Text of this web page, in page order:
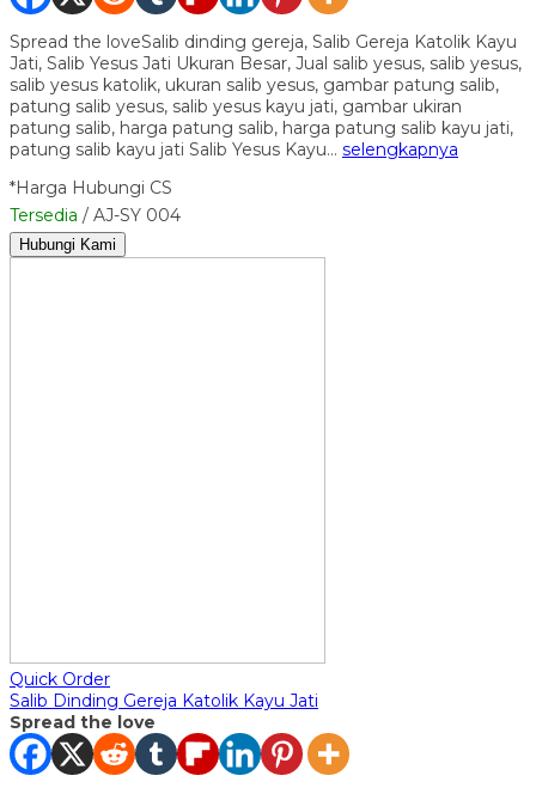
Spread the loveSalib dinding gereja, Salib Gereja Katolik Kayu
Jati, Salib Yesus Jati Ukuran Besar, Jual salib yesus, salib yesus,
salib yesus katolik, ukuran salib yesus, gambar patung salib,
patung salib yesus, salib yesus kayu jati, gambar ukiran
patung salib, harga patung salib, harga patung salib kayu jati,
patung salib kayu jati Salib Yesus Kayu… selengkapnya
*Harga Hubungi CS
Tersedia / AJ-SY 004
Hubungi Kami
Quick Order
Salib Dinding Gereja Katolik Kayu Jati
Spread the love